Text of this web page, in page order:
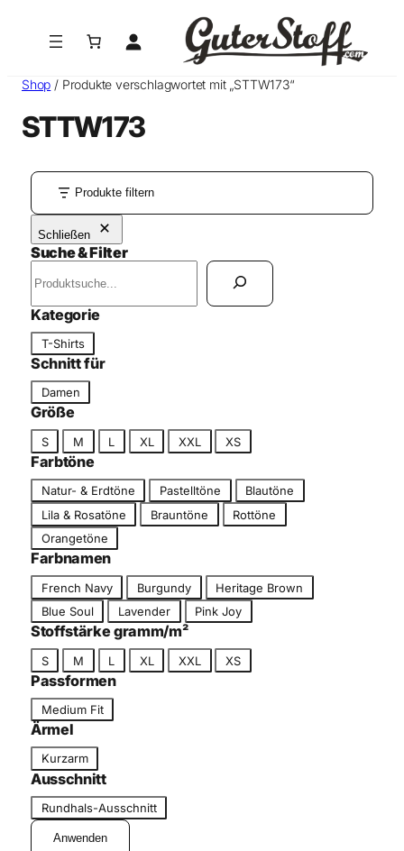
Shop / Produkte verschlagwortet mit „STTW173“
STTW173
Produkte filtern
Schließen
Suche & Filter
u
c
h
e
n
Kategorie
a
t
e
g
r
i
e
T-Shirts
Schnitt für
c
h
n
i
t
Damen
Größe
r
ö
ß
S M L XL XXL XS
Farbtöne
a
r
b
t
n
Natur- & Erdtöne Pastelltöne
Blautöne
Lila & Rosatöne
Brauntöne
Rottöne
Orangetöne
Farbnamen
a
r
b
a
m
e
French Navy Burgundy
Heritage Brown
Blue Soul
Lavender Pink Joy
Stoffstärke gramm/m²
r
ö
ß
e
S M L XL XXL XS
Passformen
a
s
s
f
r
Medium Fit
Ärmel
r
m
e
Kurzarm
Ausschnitt
u
Rundhals-Ausschnitt
Anwenden